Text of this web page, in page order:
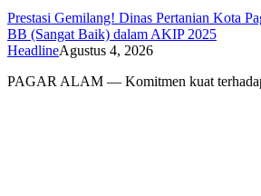
Prestasi Gemilang! Dinas Pertanian Kota
BB (Sangat Baik) dalam AKIP 2025
HeadlineAgustus 4, 2026
PAGAR ALAM — Komitmen kuat